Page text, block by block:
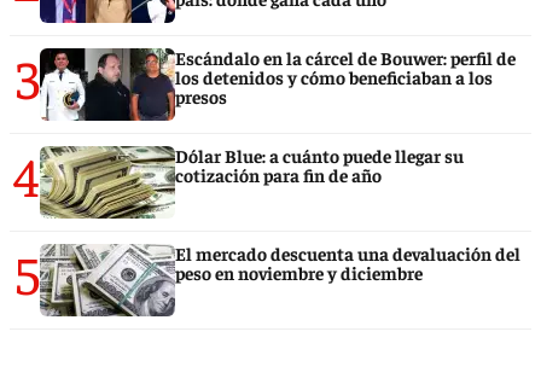
3
Escándalo en la cárcel de Bouwer: perfil de
los detenidos y cómo beneficiaban a los
presos
4
Dólar Blue: a cuánto puede llegar su
cotización para fin de año
5
El mercado descuenta una devaluación del
peso en noviembre y diciembre